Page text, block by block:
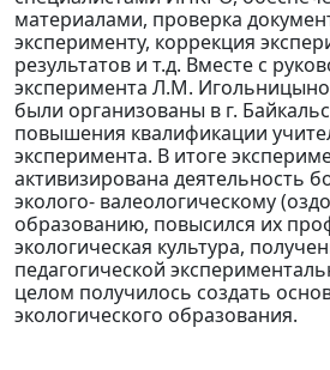
материалами, проверка
эксперименту, коррекция
результатов и т.д. Вместе с
эксперимента Л.М.
были организованы в г.
повышения квалификации
эксперимента. В итоге
активизирована деятельность
эколого- валеологическому
образованию, повысился их
экологическая культура,
педагогической
целом получилось создать
экологического образования.